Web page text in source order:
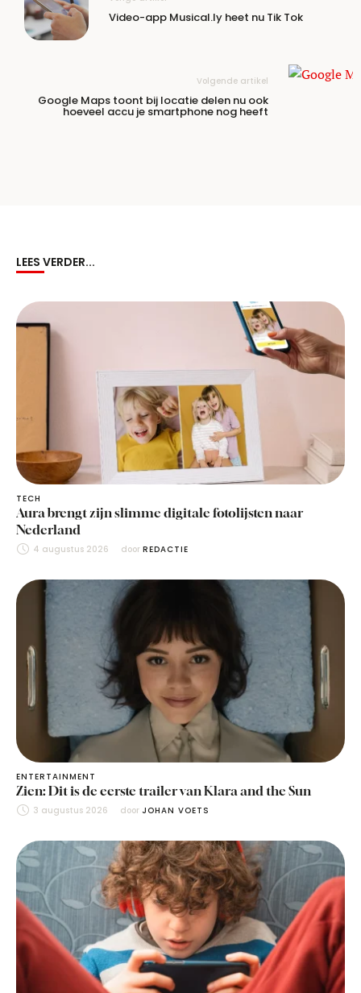
Video-app Musical.ly heet nu Tik Tok
Volgende artikel
Google Maps toont bij locatie delen nu ook
hoeveel accu je smartphone nog heeft
LEES VERDER...
TECH
Aura brengt zijn slimme digitale fotolijsten naar
Nederland
4 augustus 2026 door REDACTIE
ENTERTAINMENT
Zien: Dit is de eerste trailer van Klara and the Sun
3 augustus 2026 door JOHAN VOETS